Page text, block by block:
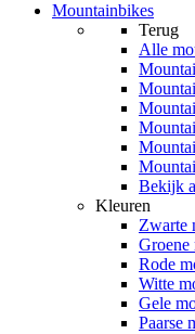
Mountainbikes
Terug
Alle
Bekijk
Kleuren
Zwarte
Groene
Rode
Witte
Gele
Paarse